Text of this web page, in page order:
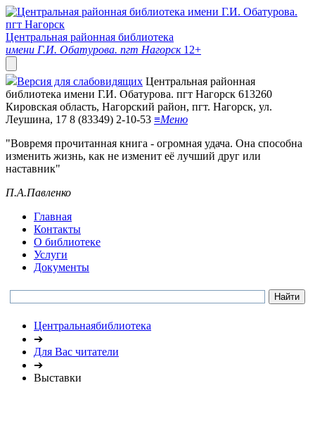
Центральная районная библиотека
имени Г.И. Обатурова. пгт Нагорск 12+
Версия для слабовидящих Центральная районная
библиотека имени Г.И. Обатурова. пгт Нагорск 613260
Кировская область, Нагорский район, пгт. Нагорск, ул.
Леушина, 17 8 (83349) 2-10-53 ≡Меню
"Вовремя прочитанная книга - огромная удача. Она способна
изменить жизнь, как не изменит её лучший друг или
наставник"
П.А.Павленко
Главная
Контакты
О библиотеке
Услуги
Документы
Центральнаябиблиотека
➔
Для Вас читатели
➔
Выставки